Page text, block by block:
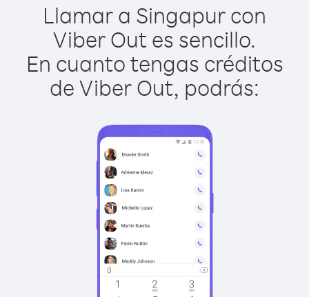
Llamar a Singapur con
Viber Out es sencillo.
En cuanto tengas créditos
de Viber Out, podrás: